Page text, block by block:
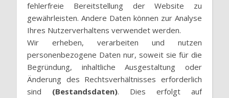
fehlerfreie Bereitstellung der Website zu
gewährleisten. Andere Daten können zur Analyse
Ihres Nutzerverhaltens verwendet werden.
Wir erheben, verarbeiten und nutzen
personenbezogene Daten nur, soweit sie für die
Begründung, inhaltliche Ausgestaltung oder
Änderung des Rechtsverhältnisses erforderlich
sind (Bestandsdaten). Dies erfolgt auf